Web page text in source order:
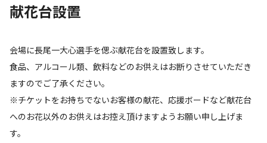
献花台設置
会場に長尾一大心選手を偲ぶ献花台を設置致します。
食品、アルコール類、飲料などのお供えはお断りさせていただき
ますのでご了承ください。
※チケットをお持ちでないお客様の献花、応援ボードなど献花台
へのお花以外のお供えはお控え頂けますようお願い申し上げま
す。